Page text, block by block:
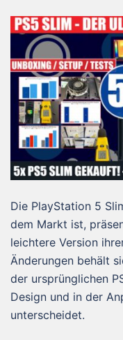
Die PlayStation 5
dem Markt ist,
leichtere Version
Änderungen behält
der ursprünglichen
Design und in der
unterscheidet.